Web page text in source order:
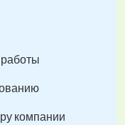
компании